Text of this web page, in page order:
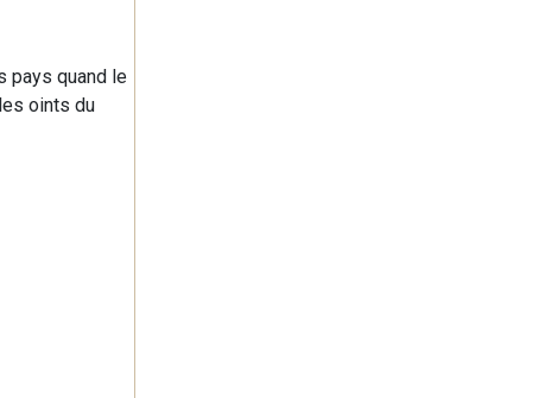
pays quand le
oints du